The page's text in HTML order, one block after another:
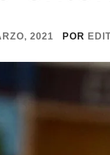
2021 POR